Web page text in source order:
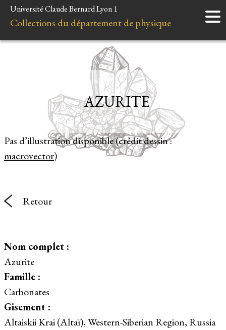
Accueil
Instruments
Liens et ressources
Université Claude Bernard Lyon 1
Collections du département de physique
Pas d’illustration disponible (crédit dessin :
macrovector)
AZURITE
Retour
Nom complet :
Azurite
Famille :
Carbonates
Gisement :
Altaiskii Krai (Altaï), Western-Siberian Region, Russia